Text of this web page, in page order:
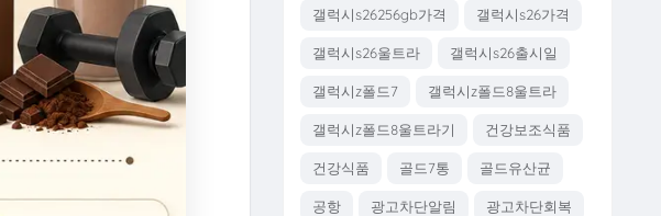
갤럭시s26256gb가격 갤럭시s26가격
갤럭시s26울트라 갤럭시s26출시일
갤럭시z폴드7 갤럭시z폴드8울트라
갤럭시z폴드8울트라기 건강보조식품
건강식품 골드7통 골드유산균
공항 광고차단알림 광고차단회복